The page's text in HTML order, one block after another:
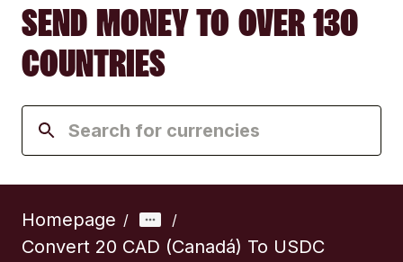
SEND MONEY TO OVER 130
COUNTRIES
Homepage / /
Convert 20 CAD (Canadá) To USDC